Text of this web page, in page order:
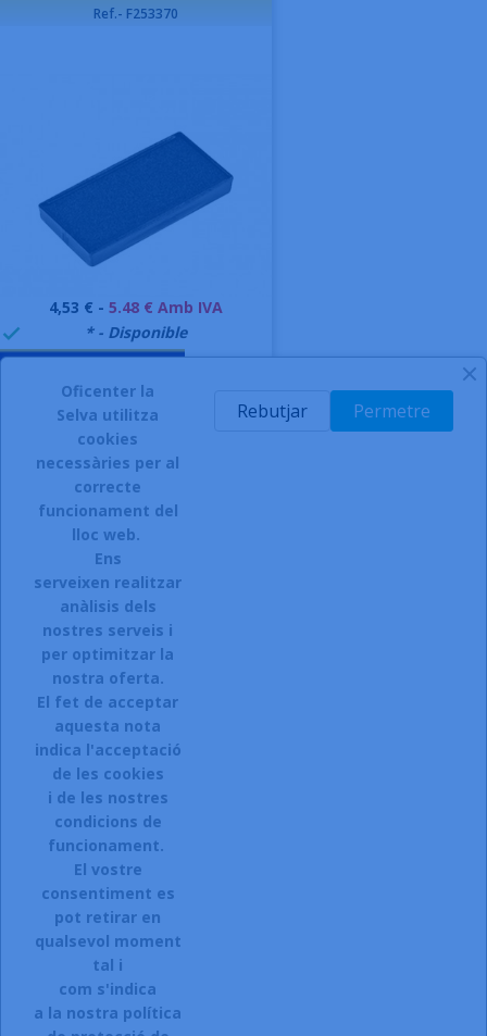
Ref.- F253370
Preu
4,53 € - 5.48 € Amb IVA
 * - Disponible
INSCRIURE'S AL BUTLLETÍ
Accepto el termes, condicions de servei i la política de
privacitat d'aquest lloc web.
ARTICLES
LA NOSTRA COMPANYIA
CONTACTEU:
Sol.licitar accés a la web.
Registreu-vos:
Si esteu interessats en donar-vos
d\'alta a la nostra botiga,
CLIQUEU AQUI.
Oficenter la
Selva utilitza
cookies
necessàries per al
correcte
funcionament del
lloc web.
Ens
serveixen realitzar
anàlisis dels
nostres serveis i
per optimitzar la
nostra oferta.
El fet de acceptar
aquesta nota
indica l'acceptació
de les cookies
i de les nostres
condicions de
funcionament.
El vostre
consentiment es
pot retirar en
qualsevol moment
tal i
com s'indica
a la nostra política
Permetre
Rebutjar